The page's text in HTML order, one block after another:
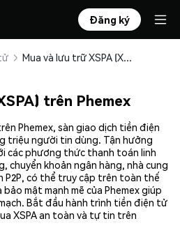
Đăng ký
Mua và lưu trữ XSPA (XSPA) an toàn
trên Phemex
Phemex, sàn giao dịch tiền điện
triệu người tin dùng. Tận hưởng
các phương thức thanh toán linh
chuyển khoản ngân hàng, nhà cung
P2P, có thể truy cập trên toàn thế
mật mạnh mẽ của Phemex giúp
Bắt đầu hành trình tiền điện tử
XSPA an toàn và tự tin trên